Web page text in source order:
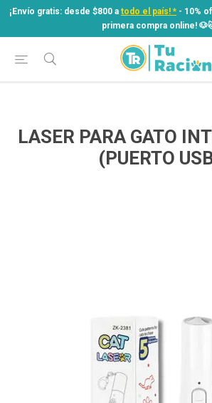
¡Envío gratis: desde $800 a todo el país! * - 10%
primera compra online!
¡Envío gratis: desde $800 atodo el país! *
- 10%
primera compra online! ​🐶​🐱
LASER PARA GATO
(PUERTO